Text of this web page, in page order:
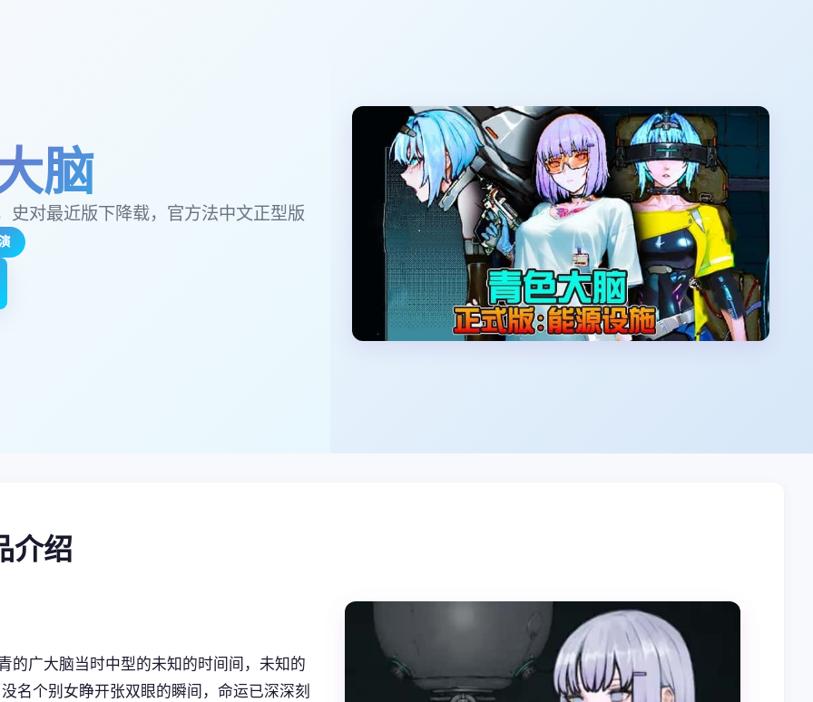
脑
史对最近版下降载，官方法中文正型版
介绍
的广大脑当时中型的未知的时间间，未知的
名个别女睁开张双眼的瞬间，命运已深深刻